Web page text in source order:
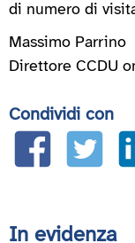
di numero di
Massimo Parrino
Direttore CCDU
Condividi con
In evidenza